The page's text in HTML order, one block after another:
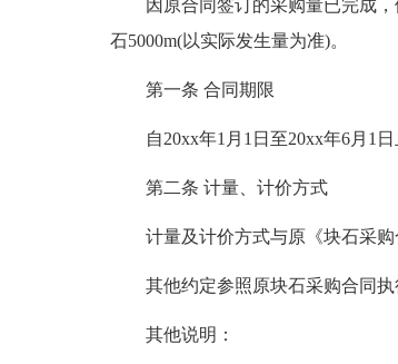
因原合同签订的采购量已完成
石5000m(以实际发生量为准)。
第一条 合同期限
自20xx年1月1日至20xx年6月1日
第二条 计量、计价方式
计量及计价方式与原《块石采购
其他约定参照原块石采购合同执
其他说明：